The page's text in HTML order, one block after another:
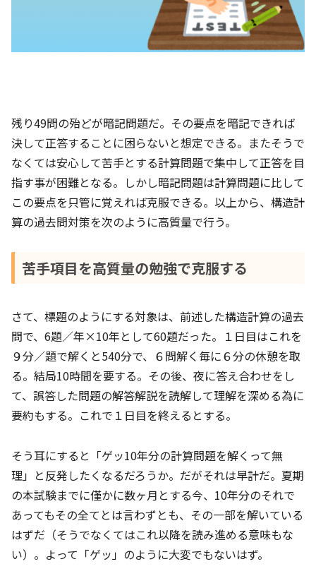
残り49問の殆どが暗記問題だ。その要点を暗記できれば
決して正答することに困らないと想定できる。またそうで
なくては安心して苦手とする計算問題で集中して正答を目
指す事が困難となる。しかし暗記問題は計算問題に比して
この要点を只管に覚えれば克服できる。以上から、構造計
算の過去問対策を次のように高質量で行う。
苦手項目を高質量の勉強で克服する
さて、標題のようにする対象は、前述した構造計算の過去
問で、6題／年×10年として60題だった。１日目はこれを
９分／題で解くと540分で、６問解く毎に６分の休憩を取
る。結局10時間を要する。その後、夜に答え合わせをし
て、誤答した問題の解答解説を読解して理解を深める為に
要約もする。これで１日目を終えるとする。
そう耳にすると「ゲッ10年分の計算問題を解くって無
理」と反発したくなるだろうか。だがそれは早計だ。夏期
の本試験までに僅かに数ヶ月とする今、10年分のそれで
あってもその全てとは言わずとも、その一部を解いている
はずだ（そうでなくてはこれ以降を読み進める意味もな
い）。よって「ゲッ」のように大変でもないはず。